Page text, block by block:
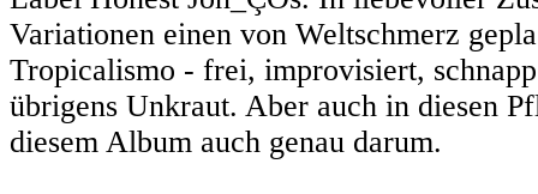
Variationen einen von Weltschmerz
Tropicalismo - frei, improvisiert,
übrigens Unkraut. Aber auch in diesen
diesem Album auch genau darum.